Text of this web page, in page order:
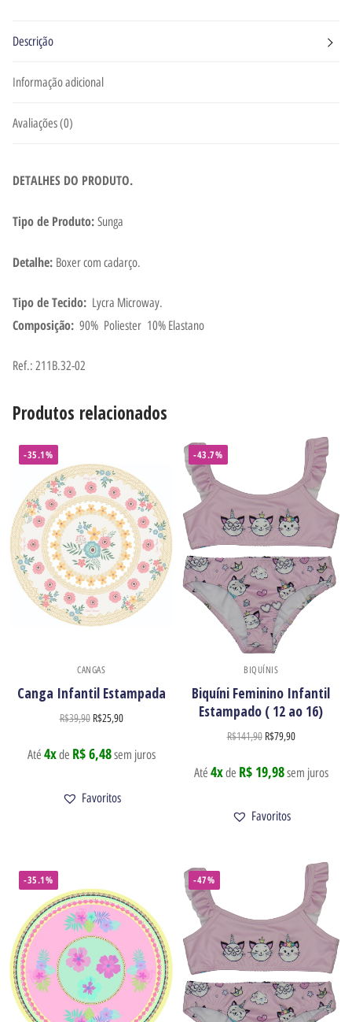
Descrição
Informação adicional
Avaliações (0)
DETALHES DO PRODUTO.
Tipo de Produto: Sunga
Detalhe: Boxer com cadarço.
Tipo de Tecido: Lycra Microway.
Composição: 90% Poliester 10% Elastano
Ref.: 211B.32-02
Produtos relacionados
-35.1%
CANGAS
Canga Infantil Estampada
R$39,90 R$25,90
Até 4xde R$ 6,48sem juros
Favoritos
-43.7%
BIQUÍNIS
Biquíni Feminino Infantil
Estampado ( 12 ao 16)
R$141,90 R$79,90
Até 4xde R$ 19,98sem juros
Favoritos
-35.1% -47%